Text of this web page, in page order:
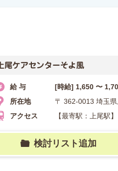
上尾ケアセンターそよ風
給 与
[時給] 1,650 〜
所在地
〒 362-0013 埼玉
アクセス
【最寄駅：上尾
検討リスト追加